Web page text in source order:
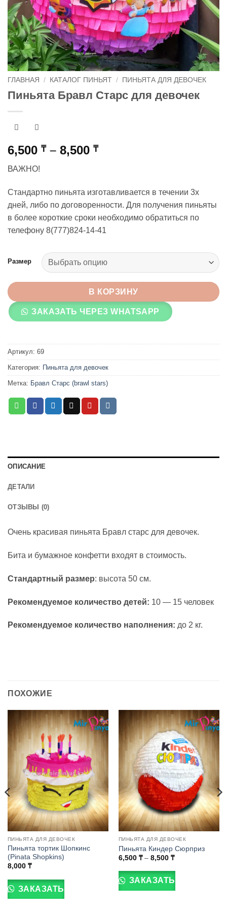
ГЛАВНАЯ / КАТАЛОГ ПИНЬЯТ / ПИНЬЯТА ДЛЯ ДЕВОЧЕК
Пиньята Бравл Старс для девочек
6,500 ₸ – 8,500 ₸Диапазон
8,500 ₸
ВАЖНО!
Стандартно пиньята изготавливается в течении 3х
дней, либо по договоренности. Для получения пиньяты
в более короткие сроки необходимо обратиться по
телефону 8(777)824-14-41
Размер
В КОРЗИНУ
ЗАКАЗАТЬ ЧЕРЕЗ WHATSAPP
Артикул: 69
Категория: Пиньята для девочек
Метка: Бравл Старс (brawl stars)
ОПИСАНИЕ
ДЕТАЛИ
ОТЗЫВЫ (0)
Очень красивая пиньята Бравл старс для девочек.
Бита и бумажное конфетти входят в стоимость.
Стандартный размер: высота 50 см.
Рекомендуемое количество детей: 10 — 15 человек
Рекомендуемое количество наполнения: до 2 кг.
ПОХОЖИЕ
ПИНЬЯТА ДЛЯ ДЕВОЧЕК
Пиньята тортик Шопкинс
(Pinata Shopkins)
8,000 ₸
ЗАКАЗАТЬ
ПИНЬЯТА ДЛЯ ДЕВОЧЕК
Пиньята Киндер Сюрприз
6,500 ₸ – 8,500 ₸Диапазон
6,500 ₸
8,500 ₸
товарЗАКАЗАТЬ